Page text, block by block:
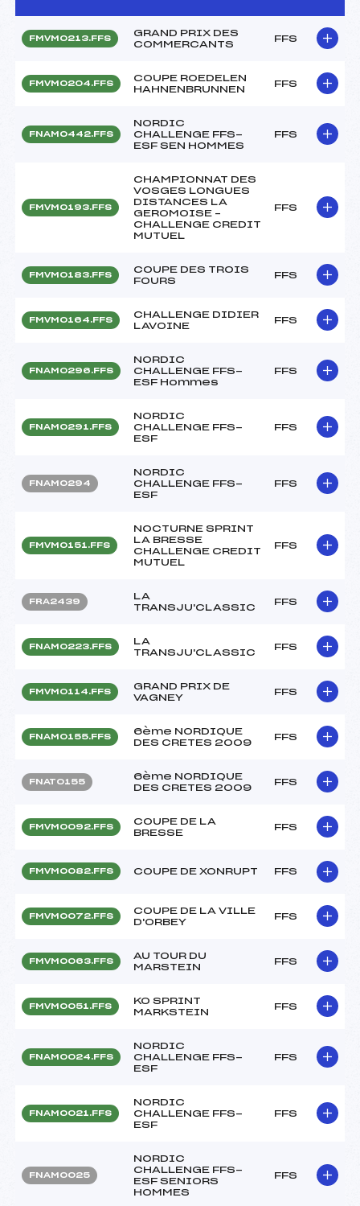
FMVM0213.FFS
GRAND PRIX DES
COMMERCANTS
FFS
FMVM0204.FFS
COUPE ROEDELEN
HAHNENBRUNNEN
FFS
FNAM0442.FFS
NORDIC
CHALLENGE FFS-
ESF SEN HOMMES
FFS
FMVM0193.FFS
CHAMPIONNAT DES
VOSGES LONGUES
DISTANCES LA
GEROMOISE –
CHALLENGE CREDIT
MUTUEL
FFS
FMVM0183.FFS
COUPE DES TROIS
FOURS
FFS
FMVM0164.FFS
CHALLENGE DIDIER
LAVOINE
FFS
FNAM0296.FFS
NORDIC
CHALLENGE FFS-
ESF Hommes
FFS
FNAM0291.FFS
NORDIC
CHALLENGE FFS-
ESF
FFS
FNAM0294
NORDIC
CHALLENGE FFS-
ESF
FFS
FMVM0151.FFS
NOCTURNE SPRINT
LA BRESSE
CHALLENGE CREDIT
MUTUEL
FFS
FRA2439
LA
TRANSJU'CLASSIC
FFS
FNAM0223.FFS
LA
TRANSJU'CLASSIC
FFS
FMVM0114.FFS
GRAND PRIX DE
VAGNEY
FFS
FNAM0155.FFS
6ème NORDIQUE
DES CRETES 2009
FFS
FNAT0155
6ème NORDIQUE
DES CRETES 2009
FFS
FMVM0092.FFS
COUPE DE LA
BRESSE
FFS
FMVM0082.FFS COUPE DE XONRUPT FFS
FMVM0072.FFS
COUPE DE LA VILLE
D'ORBEY
FFS
FMVM0063.FFS
AU TOUR DU
MARSTEIN
FFS
FMVM0051.FFS
KO SPRINT
MARKSTEIN
FFS
FNAM0024.FFS
NORDIC
CHALLENGE FFS-
ESF
FFS
FNAM0021.FFS
NORDIC
CHALLENGE FFS-
ESF
FFS
FNAM0025
NORDIC
CHALLENGE FFS-
ESF SENIORS
HOMMES
FFS